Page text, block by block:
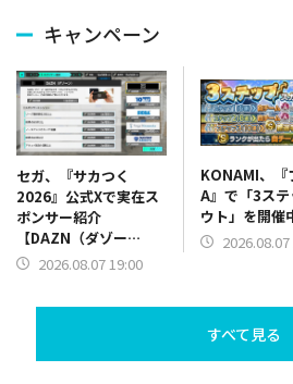
キャンペーン
セガ、『サカつく
2026』公式Xで実在ス
ポンサー紹介
【DAZN（ダゾー
ン）】篇をポスト
2026.08.07 19:00
KONAMI、『
A』で「3ステ
ウト」を開催
すべて見る